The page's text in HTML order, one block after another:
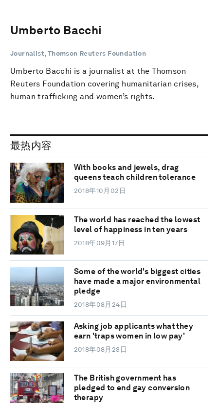
Umberto Bacchi
Journalist, Thomson Reuters Foundation
Umberto Bacchi is a journalist at the Thomson
Reuters Foundation covering humanitarian crises,
human trafficking and women’s rights.
最热内容
With books and jewels, drag
queens teach children tolerance
2018年10月02日
The world has reached the lowest
level of happiness in ten years
2018年09月17日
Some of the world's biggest cities
have made a major environmental
pledge
2018年08月24日
Asking job applicants what they
earn 'traps women in low pay'
2018年08月23日
The British government has
pledged to end gay conversion
therapy